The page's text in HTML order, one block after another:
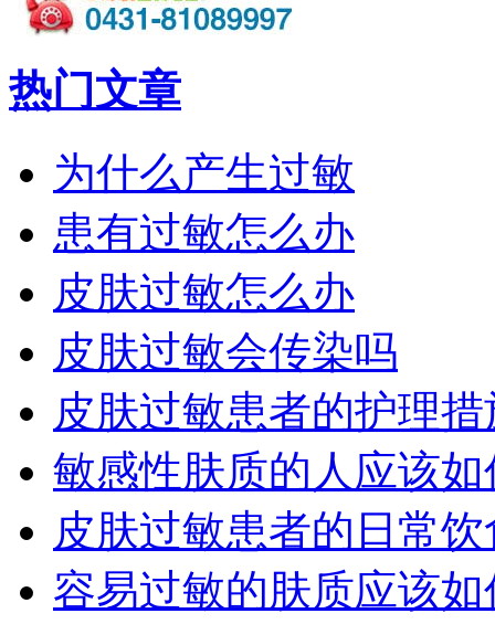
热门文章
为什么产生过敏
患有过敏怎么办
皮肤过敏怎么办
皮肤过敏会传染吗
皮肤过敏患者的护理
敏感性肤质的人应该
皮肤过敏患者的日常
容易过敏的肤质应该